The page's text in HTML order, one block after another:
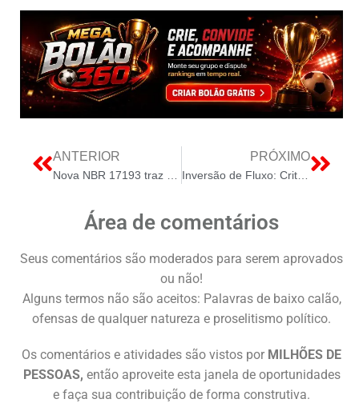
ANTERIOR PRÓXIMO
Área de comentários
Seus comentários são moderados para serem aprovados
ou não!
Alguns termos não são aceitos: Palavras de baixo calão,
ofensas de qualquer natureza e proselitismo político.
Os comentários e atividades são vistos por MILHÕES DE
PESSOAS, então aproveite esta janela de oportunidades
e faça sua contribuição de forma construtiva.